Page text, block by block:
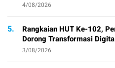
4/08/2026
5.
Rangkaian HUT Ke-102,
Dorong Transformasi
3/08/2026